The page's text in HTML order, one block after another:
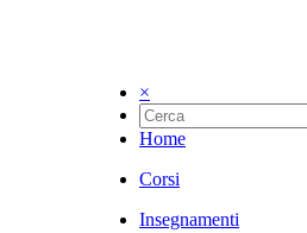
×
Home
Corsi
Insegnamenti